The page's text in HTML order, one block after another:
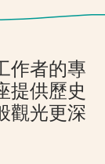
作者的專
提供歷史
觀光更深